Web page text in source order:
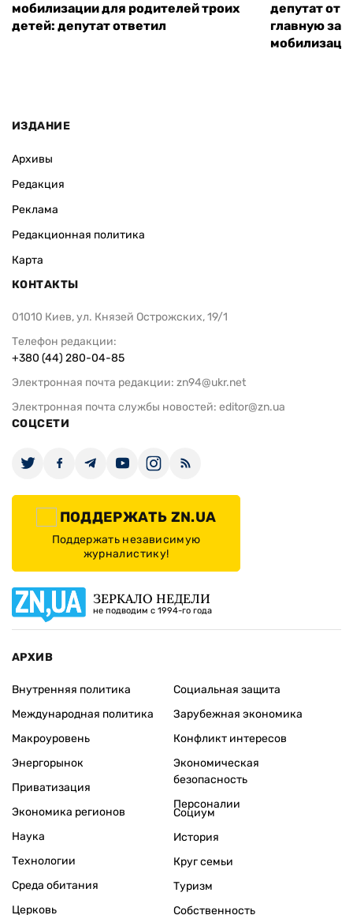
мобилизации для родителей троих
детей: депутат ответил
депутат от
главную
ИЗДАНИЕ
Архивы
Редакция
Реклама
Редакционная политика
Карта
КОНТАКТЫ
01010 Киев, ул. Князей Острожских, 19/1
Телефон редакции:
+380 (44) 280-04-85
Электронная почта редакции: zn94@ukr.net
Электронная почта службы новостей: editor@zn.ua
СОЦСЕТИ
ПОДДЕРЖАТЬ ZN.UA
Поддержать независимую
журналистику!
ЗЕРКАЛО НЕДЕЛИ
не подводим с 1994-го года
АРХИВ
Внутренняя политика
Международная политика
Макроуровень
Энергорынок
Приватизация
Экономика регионов
Социальная защита
Зарубежная экономика
Конфликт интересов
Экономическая
безопасность
Персоналии
Наука
Технологии
Среда обитания
Церковь
Социум
История
Круг семьи
Туризм
Собственность